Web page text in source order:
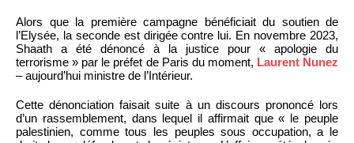
Alors que la première campagne bénéficiait du soutien de
l’Elysée, la seconde est dirigée contre lui. En novembre 2023,
Shaath a été dénoncé à la justice pour « apologie du
terrorisme » par le préfet de Paris du moment, Laurent Nunez
– aujourd’hui ministre de l’Intérieur.
Cette dénonciation faisait suite à un discours prononcé lors
d’un rassemblement, dans lequel il affirmait que « le peuple
palestinien, comme tous les peuples sous occupation, a le